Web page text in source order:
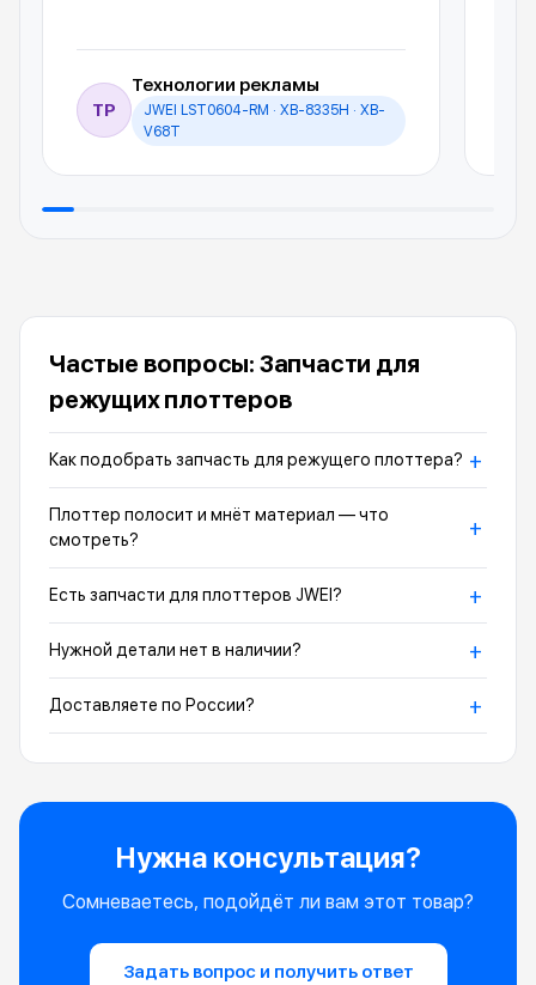
ТР
Технологии рекламы
JWEI LST0604-RM · XB-8335H · XB-
V68T
Частые вопросы: Запчасти для
режущих плоттеров
Как подобрать запчасть для режущего плоттера? +
Плоттер полосит и мнёт материал — что
смотреть?
+
Есть запчасти для плоттеров JWEI? +
Нужной детали нет в наличии? +
Доставляете по России? +
Нужна консультация?
Сомневаетесь, подойдёт ли вам этот товар?
Задать вопрос и получить ответ